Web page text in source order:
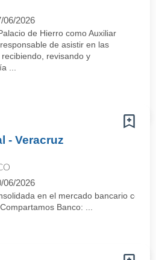
06/2026
de Hierro como Auxiliar
de asistir en las
revisando y
...
- Veracruz
06/2026
en el mercado bancario con
Banco: ...